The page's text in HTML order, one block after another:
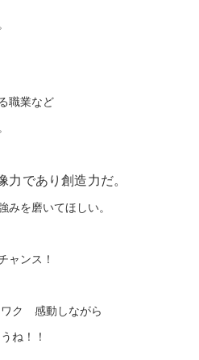
職業など
力であり創造力だ。
を磨いてほしい。
ャンス！
ワク 感動しながら
うね！！